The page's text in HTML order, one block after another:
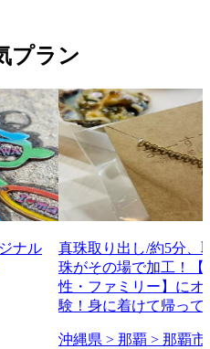
プラン
ナル
真珠取り出し/約5分、
珠がその場で加工！【
性・ファミリー】にオ
験！身に着けて帰って
沖縄県 > 那覇 > 那覇市